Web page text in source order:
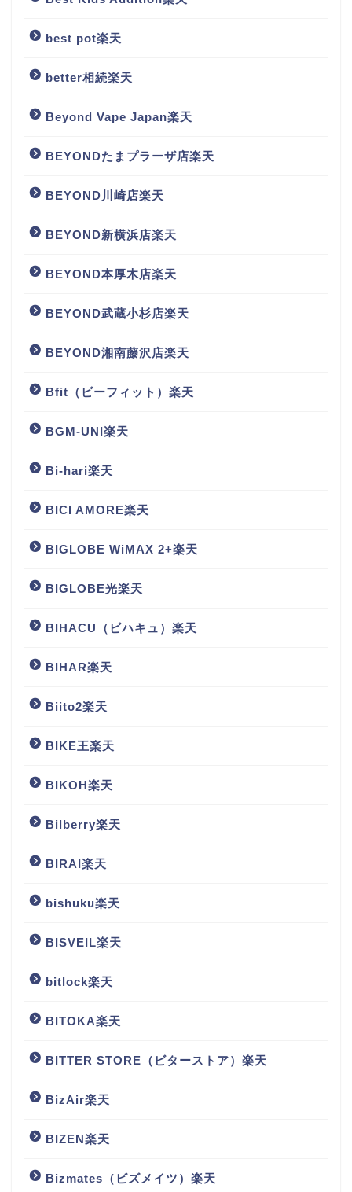
best pot楽天
better相続楽天
Beyond Vape Japan楽天
BEYONDたまプラーザ店楽天
BEYOND川崎店楽天
BEYOND新横浜店楽天
BEYOND本厚木店楽天
BEYOND武蔵小杉店楽天
BEYOND湘南藤沢店楽天
Bfit（ビーフィット）楽天
BGM‐UNI楽天
Bi-hari楽天
BICI AMORE楽天
BIGLOBE WiMAX 2+楽天
BIGLOBE光楽天
BIHACU（ビハキュ）楽天
BIHAR楽天
Biito2楽天
BIKE王楽天
BIKOH楽天
Bilberry楽天
BIRAI楽天
bishuku楽天
BISVEIL楽天
bitlock楽天
BITOKA楽天
BITTER STORE（ビターストア）楽天
BizAir楽天
BIZEN楽天
Bizmates（ビズメイツ）楽天